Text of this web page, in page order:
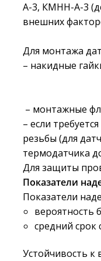
А-3, КМНН-А-3
внешних
Для монтажа
– накидные
– монтажные
– если
резьбы (для
термодатчика
Для защиты
Показатели
Показатели
вероятность
средний срок
Устойчивость